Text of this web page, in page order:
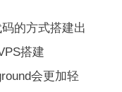
的方式搭建出
搭建
会更加轻